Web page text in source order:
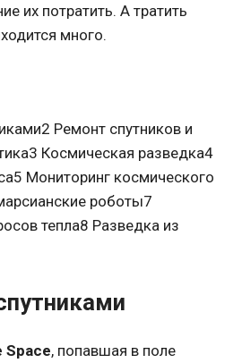
их потратить. А тратить
много.
Ремонт спутников и
Космическая разведка4
Мониторинг космического
роботы7
тепла8 Разведка из
Space, попавшая в поле